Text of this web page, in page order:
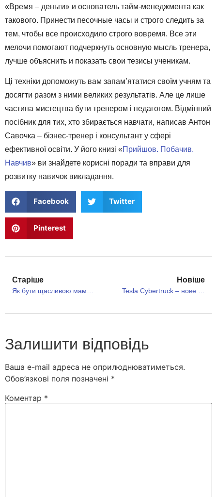
«Время – деньги» и основатель тайм-менеджмента как
такового. Принести песочные часы и строго следить за
тем, чтобы все происходило строго вовремя. Все эти
мелочи помогают подчеркнуть основную мысль тренера,
лучше объяснить и показать свои тезисы ученикам.
Ці техніки допоможуть вам запам’ятатися своїм учням та
досягти разом з ними великих результатів. Але це лише
частина мистецтва бути тренером і педагогом. Відмінний
посібник для тих, хто збирається навчати, написав Антон
Савочка – бізнес-тренер і консультант у сфері
ефективної освіти. У його книзі «Прийшов. Побачив.
Навчив» ви знайдете корисні поради та вправи для
розвитку навичок викладання.
Facebook Twitter
Pinterest
Старіше Новіше
Залишити відповідь
Ваша e-mail адреса не оприлюднюватиметься.
Обов’язкові поля позначені *
Коментар *